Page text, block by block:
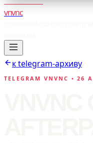
vnvnc
к telegram-архиву
TELEGRAM VNVNC • 26